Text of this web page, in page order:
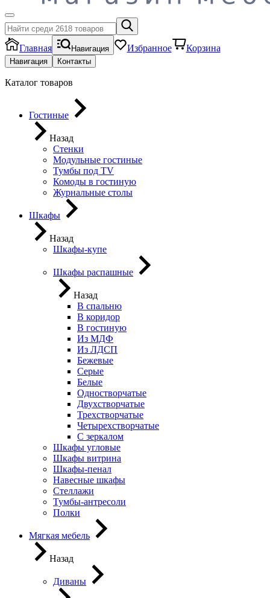
Главная Навигация Избранное Корзина
Навигация Контакты
Каталог товаров
Гостиные
Назад
Стенки
Модульные гостиные
Тумбы под ТV
Комоды в гостиную
Журнальные столы
Шкафы
Назад
Шкафы-купе
Шкафы распашные
Назад
В спальню
В коридор
В гостиную
Из МДФ
Из ЛДСП
Бежевые
Серые
Белые
Одностворчатые
Двухстворчатые
Трехстворчатые
Четырехстворчатые
С зеркалом
Шкафы угловые
Шкафы витрина
Шкафы-пенал
Навесные шкафы
Стеллажи
Тумбы-антресоли
Полки
Мягкая мебель
Назад
Диваны